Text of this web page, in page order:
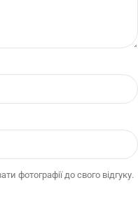
фотографії до свого відгуку.